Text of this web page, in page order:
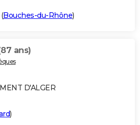
(Bouches-du-Rhône)
ans)
D'ALGER
)